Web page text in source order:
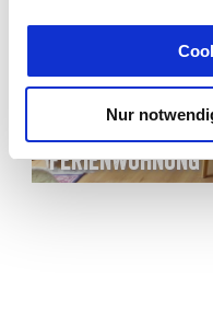
Nur
Ferienwohnung